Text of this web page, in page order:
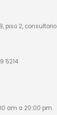
piso 2,
5214
am a 20:00 pm